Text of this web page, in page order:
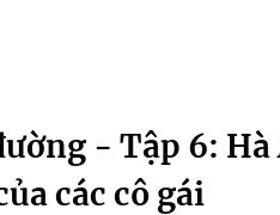
- Tập 6:
các cô gái